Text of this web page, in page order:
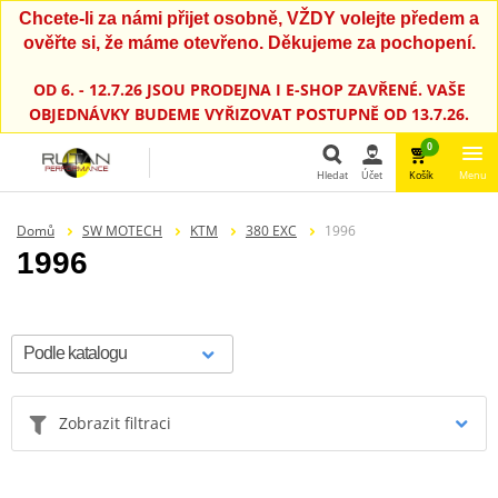
Chcete-li za námi přijet osobně, VŽDY volejte předem a
ověřte si, že máme otevřeno. Děkujeme za pochopení.
OD 6. - 12.7.26 JSOU PRODEJNA I E-SHOP ZAVŘENÉ. VAŠE
OBJEDNÁVKY BUDEME VYŘIZOVAT POSTUPNĚ OD 13.7.26.
Hledat Účet
0
Košík Menu
Domů SW MOTECH KTM 380 EXC 1996
1996
Zobrazit filtraci